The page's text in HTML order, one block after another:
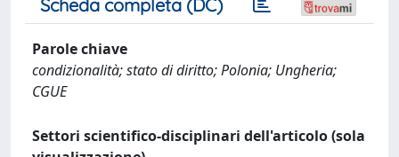
Scheda completa (DC)
Parole chiave
condizionalità; stato di diritto; Polonia; Ungheria;
CGUE
Settori scientifico-disciplinari dell'articolo (sola